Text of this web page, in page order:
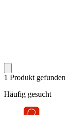
1 Produkt gefunden
Häufig gesucht